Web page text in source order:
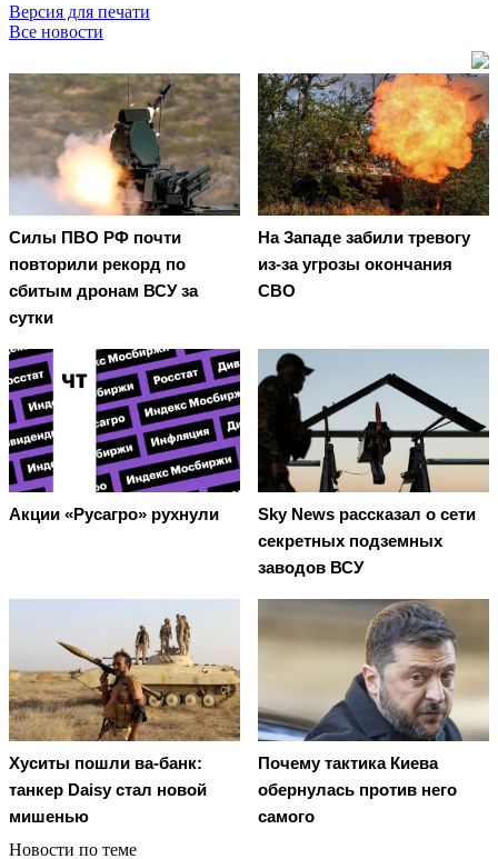
Версия для печати
Все новости
Cилы ПВО РФ почти
повторили рекорд по
сбитым дронам ВСУ за
сутки
На Западе забили тревогу
из-за угрозы окончания
СВО
Акции «Русагро» рухнули
Sky News рассказал о сети
секретных подземных
заводов ВСУ
Хуситы пошли ва-банк:
танкер Daisy стал новой
мишенью
Почему тактика Киева
обернулась против него
самого
Новости по теме